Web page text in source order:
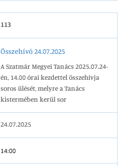
113
Összehívó 24.07.2025
A Szatmár Megyei Tanács 2025.07.24-
én, 14.00 órai kezdettel összehívja
soros ülését, melyre a Tanács
kistermében kerül sor
24.07.2025
14:00